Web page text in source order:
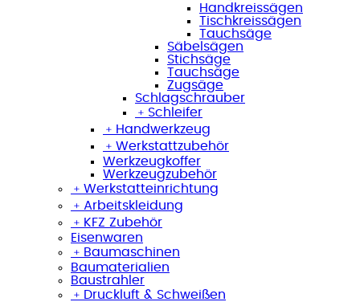
Handkreissägen
Tischkreissägen
Tauchsäge
Säbelsägen
Stichsäge
Tauchsäge
Zugsäge
Schlagschrauber
﹢ Schleifer
﹢ Handwerkzeug
﹢ Werkstattzubehör
Werkzeugkoffer
Werkzeugzubehör
﹢ Werkstatteinrichtung
﹢ Arbeitskleidung
﹢ KFZ Zubehör
Eisenwaren
﹢ Baumaschinen
Baumaterialien
Baustrahler
﹢ Druckluft & Schweißen